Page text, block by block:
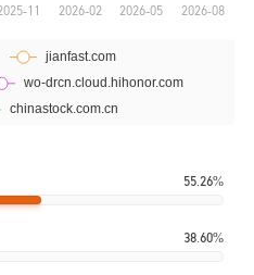
55.26%
38.60%